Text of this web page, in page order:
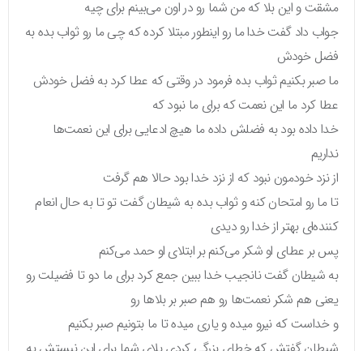
مشقت و این بلا که من شما رو در اون می‌بینم برای چیه
جواب داد گفت خدا ما رو اینطور مبتلا کرده که چی ما رو ثواب بده به
فضل خودش
ما صبر بکنیم ثواب بده فرمود در وقتی که عطا کرد به فضل خودش
عطا کرد ما این نعمت که برای ما نبود که
خدا داده بود به فضلش داده ما هیچ ادعایی برای این نعمت‌ها
نداریم
از نزد خودمون نبود که از نزد خدا بود حالا هم گرفت
تا ما رو امتحان کنه و ثواب بده به شیطان گفت تو تا به حال انعام
کننده‌ای بهتر از خدا رو دیدی
پس بر عطای او شکر می‌کنم بر ابتلای او حمد می‌کنم
به شیطان گفت نانجیب خدا ببین جمع کرد برای ما دو تا فضیلت رو
یعنی هم شکر نعمت‌ها رو هم صبر بر بلاها رو
و خداست که نیرو میده و یاری میده تا ما بتونیم صبر بکنیم